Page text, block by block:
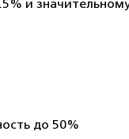
и
до 50%